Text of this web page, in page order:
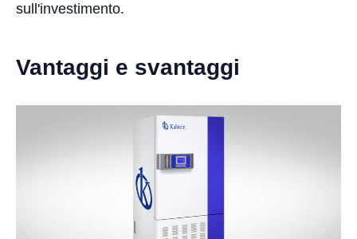
sull'investimento.
Vantaggi e svantaggi